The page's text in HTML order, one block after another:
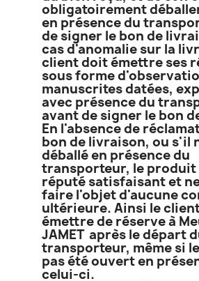
obligatoirement
en présence du
de signer le bon de
cas d'anomalie sur la
client doit émettre ses
sous forme
manuscrites datées,
avec présence du
avant de signer le bon
En l'absence de
bon de livraison, ou s'il
déballé en présence du
transporteur, le produit
réputé satisfaisant et
faire l'objet d'aucune
ultérieure. Ainsi le
émettre de réserve à
JAMET après le départ
transporteur, même si
pas été ouvert en
celui-ci.